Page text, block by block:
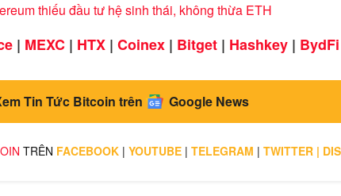
thiếu đầu tư hệ sinh thái, không thừa ETH
| MEXC| HTX| Coinex| Bitget| Hashkey| BydFi
Tin Tức Bitcoin trên Google News
TRÊN FACEBOOK| YOUTUBE| TELEGRAM | TWITTER|